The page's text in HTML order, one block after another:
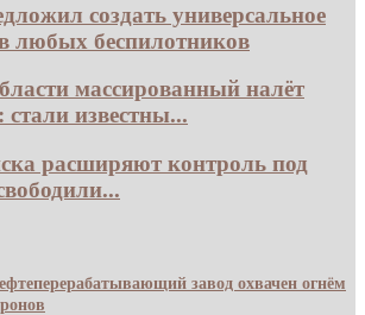
создать универсальное
любых беспилотников
массированный налёт
стали известны...
расширяют контроль под
завод охвачен огнём